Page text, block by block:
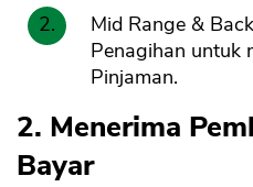
Mid Range &
Penagihan untuk
Pinjaman.
2. Menerima
Bayar